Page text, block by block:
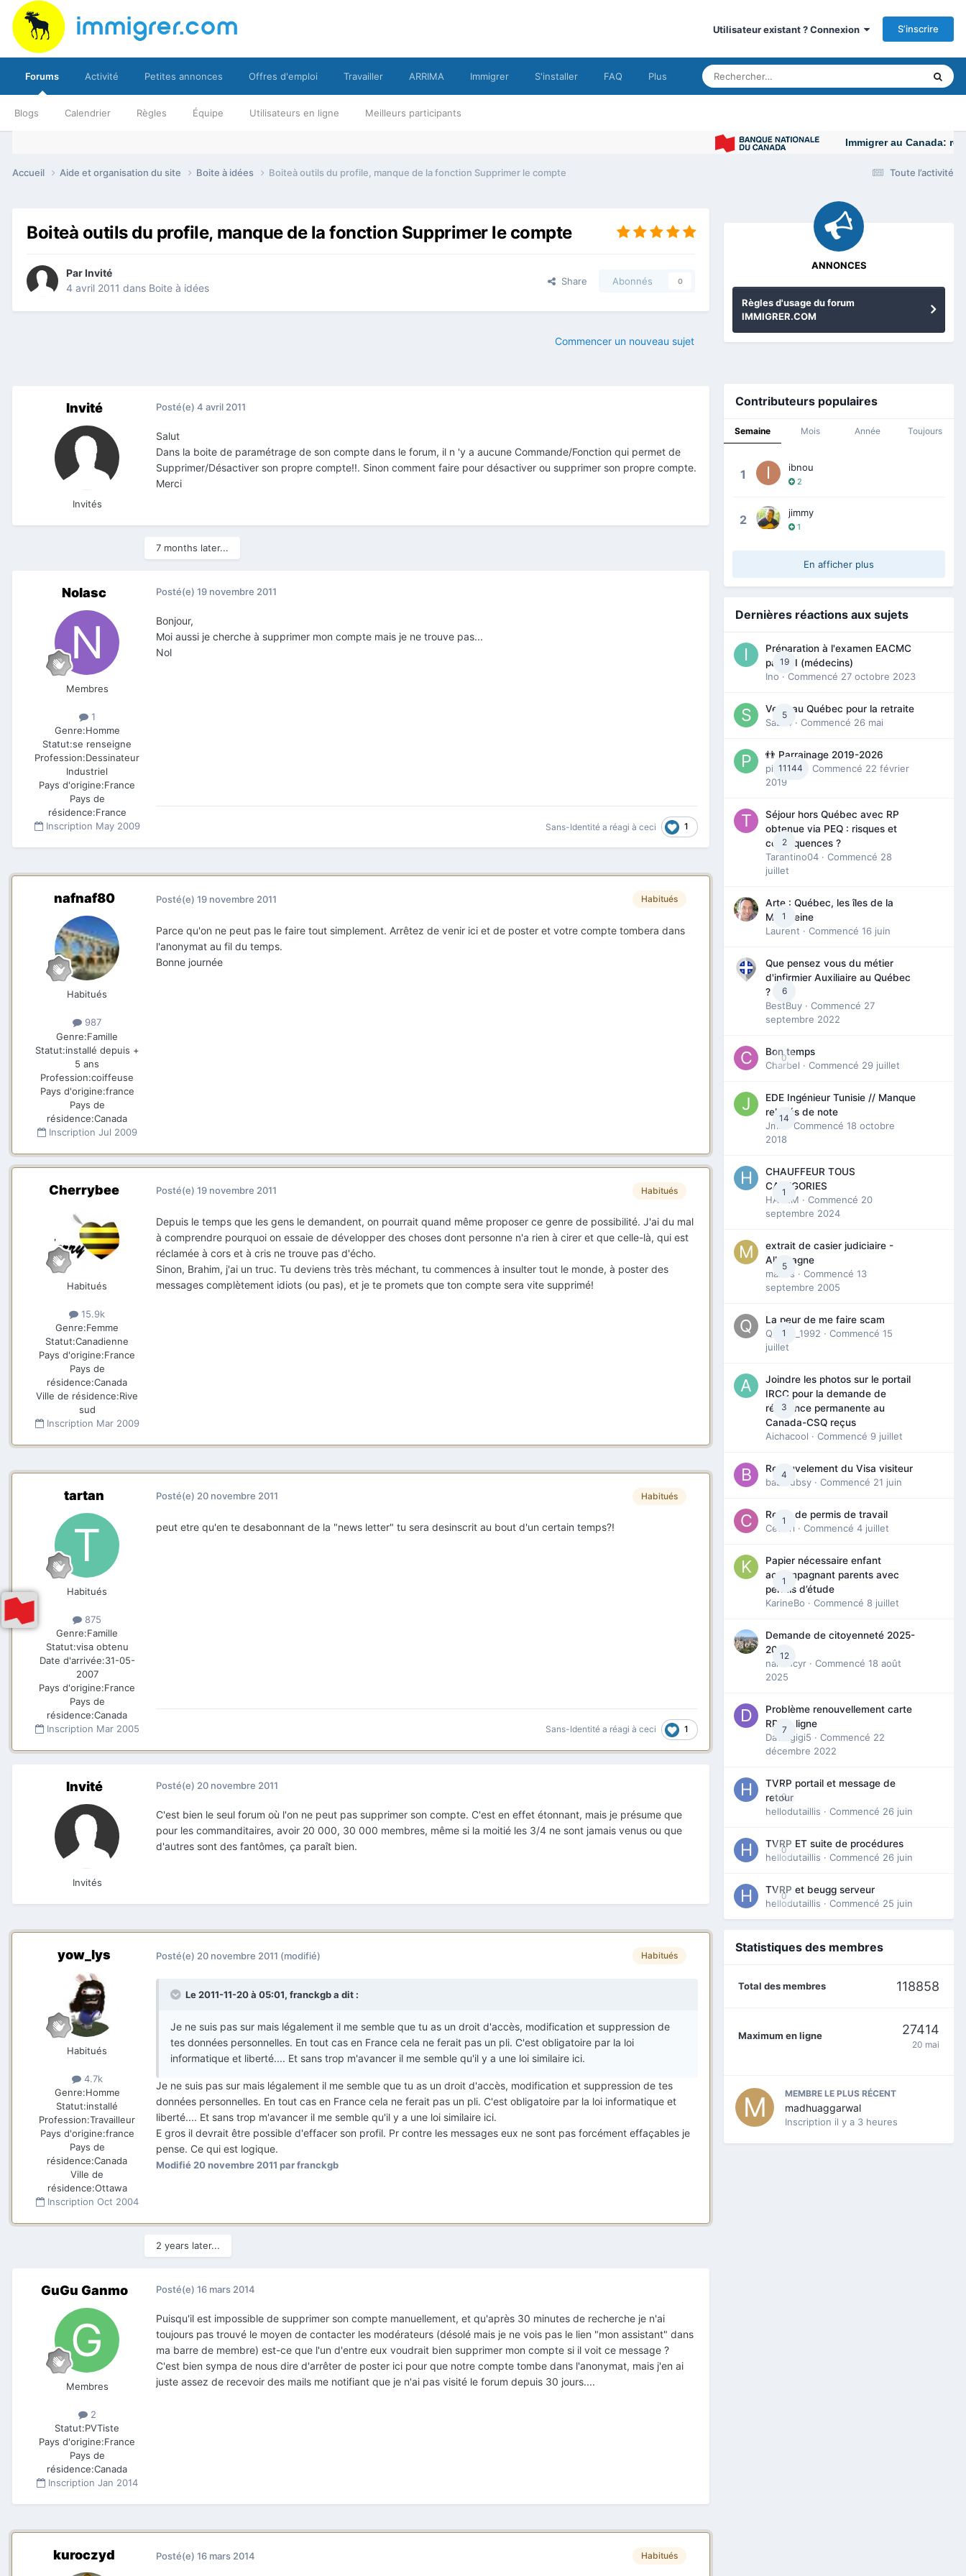
Utilisateur existant ? Connexion S’inscrire
Forums
Blogs Calendrier Règles Équipe Utilisateurs en ligne Meilleurs participants
Activité Petites annonces Offres d'emploi Travailler ARRIMA Immigrer S'installer FAQ Plus
Immigrer au Canada:
Toute l’activité
Accueil Aide et organisation du site Boite à idées Boiteà outils du profile, manque de la fonction Supprimer le compte
Boiteà outils du profile, manque de la fonction Supprimer le compte
Par Invité
4 avril 2011 dans Boite à idées
Share Abonnés 0
Commencer un nouveau sujet
Invité
Invités
Posté(e) 4 avril 2011
Salut
Dans la boite de paramétrage de son compte dans le forum, il n 'y a aucune Commande/Fonction qui permet de
Supprimer/Désactiver son propre compte!!. Sinon comment faire pour désactiver ou supprimer son propre compte.
Merci
7 months later...
Nolasc
Membres
1
Genre:Homme
Statut:se renseigne
Profession:Dessinateur
Industriel
Pays d'origine:France
Pays de
résidence:France
Inscription May 2009
Posté(e) 19 novembre 2011
Bonjour,
Moi aussi je cherche à supprimer mon compte mais je ne trouve pas...
Nol
Sans-Identité a réagi à ceci 1
nafnaf80
Habitués
987
Genre:Famille
Statut:installé depuis +
5 ans
Profession:coiffeuse
Pays d'origine:france
Pays de
résidence:Canada
Inscription Jul 2009
Habitués
Posté(e) 19 novembre 2011
Parce qu'on ne peut pas le faire tout simplement. Arrêtez de venir ici et de poster et votre compte tombera dans
l'anonymat au fil du temps.
Bonne journée
Cherrybee
Habitués
15.9k
Genre:Femme
Statut:Canadienne
Pays d'origine:France
Pays de
résidence:Canada
Ville de résidence:Rive
sud
Inscription Mar 2009
Habitués
Posté(e) 19 novembre 2011
Depuis le temps que les gens le demandent, on pourrait quand même proposer ce genre de possibilité. J'ai du mal
à comprendre pourquoi on essaie de développer des choses dont personne n'a rien à cirer et que celle-là, qui est
réclamée à cors et à cris ne trouve pas d'écho.
Sinon, Brahim, j'ai un truc. Tu deviens très très méchant, tu commences à insulter tout le monde, à poster des
messages complètement idiots (ou pas), et je te promets que ton compte sera vite supprimé!
tartan
Habitués
875
Genre:Famille
Statut:visa obtenu
Date d'arrivée:31-05-
2007
Pays d'origine:France
Pays de
résidence:Canada
Inscription Mar 2005
Habitués
Posté(e) 20 novembre 2011
peut etre qu'en te desabonnant de la "news letter" tu sera desinscrit au bout d'un certain temps?!
Sans-Identité a réagi à ceci 1
Invité
Invités
Posté(e) 20 novembre 2011
C'est bien le seul forum où l'on ne peut pas supprimer son compte. C'est en effet étonnant, mais je présume que
pour les commanditaires, avoir 20 000, 30 000 membres, même si la moitié les 3/4 ne sont jamais venus ou que
d'autres sont des fantômes, ça paraît bien.
yow_lys
Habitués
4.7k
Genre:Homme
Statut:installé
Profession:Travailleur
Pays d'origine:france
Pays de
résidence:Canada
Ville de
résidence:Ottawa
Inscription Oct 2004
Habitués
Posté(e) 20 novembre 2011 (modifié)
Le 2011-11-20 à 05:01, franckgb a dit :
Je ne suis pas sur mais légalement il me semble que tu as un droit d'accès, modification et suppression de
tes données personnelles. En tout cas en France cela ne ferait pas un pli. C'est obligatoire par la loi
informatique et liberté.... Et sans trop m'avancer il me semble qu'il y a une loi similaire ici.
Je ne suis pas sur mais légalement il me semble que tu as un droit d'accès, modification et suppression de tes
données personnelles. En tout cas en France cela ne ferait pas un pli. C'est obligatoire par la loi informatique et
liberté.... Et sans trop m'avancer il me semble qu'il y a une loi similaire ici.
E gros il devrait être possible d'effacer son profil. Pr contre les messages eux ne sont pas forcément effaçables je
pense. Ce qui est logique.
Modifié 20 novembre 2011 par franckgb
2 years later...
GuGu Ganmo
Membres
2
Statut:PVTiste
Pays d'origine:France
Pays de
résidence:Canada
Inscription Jan 2014
Posté(e) 16 mars 2014
Puisqu'il est impossible de supprimer son compte manuellement, et qu'après 30 minutes de recherche je n'ai
toujours pas trouvé le moyen de contacter les modérateurs (désolé mais je ne vois pas le lien "mon assistant" dans
ma barre de membre) est-ce que l'un d'entre eux voudrait bien supprimer mon compte si il voit ce message ?
C'est bien sympa de nous dire d'arrêter de poster ici pour que notre compte tombe dans l'anonymat, mais j'en ai
juste assez de recevoir des mails me notifiant que je n'ai pas visité le forum depuis 30 jours....
kuroczyd Habitués
Posté(e) 16 mars 2014
ANNONCES
Règles d'usage du forum
IMMIGRER.COM
Contributeurs populaires
Semaine Mois Année Toujours
1 ibnou
2
2 jimmy
1
En afficher plus
Dernières réactions aux sujets
19
Préparation à l'examen EACMC
partie I (médecins)
Ino · Commencé 27 octobre 2023
5
Venir au Québec pour la retraite
Sab74 · Commencé 26 mai
11144
👬 Parrainage 2019-2026
piinoush
· Commencé 22 février
2019
2
Séjour hors Québec avec RP
obtenue via PEQ : risques et
conséquences ?
Tarantino04 · Commencé 28
juillet
1
Arte : Québec, les îles de la
Madeleine
Laurent · Commencé 16 juin
6
Que pensez vous du métier
d'infirmier Auxiliaire au Québec
?
BestBuy · Commencé 27
septembre 2022
0
Bon temps
Charbel · Commencé 29 juillet
14
EDE Ingénieur Tunisie // Manque
relevés de note
Jmili
· Commencé 18 octobre
2018
1
CHAUFFEUR TOUS
CATEGORIES
HAZEM · Commencé 20
septembre 2024
5
extrait de casier judiciaire -
Allemagne
maries · Commencé 13
septembre 2005
1
La peur de me faire scam
Queen_1992 · Commencé 15
juillet
3
Joindre les photos sur le portail
IRCC pour la demande de
résidence permanente au
Canada-CSQ reçus
Aichacool · Commencé 9 juillet
4
Renouvelement du Visa visiteur
babibubsy · Commencé 21 juin
1
Refus de permis de travail
Cedbri · Commencé 4 juillet
1
Papier nécessaire enfant
accompagnant parents avec
permis d’étude
KarineBo · Commencé 8 juillet
12
Demande de citoyenneté 2025-
2026
nanancyr · Commencé 18 août
2025
7
Problème renouvellement carte
RP en ligne
Davidgigi5 · Commencé 22
décembre 2022
0
TVRP portail et message de
retour
hellodutaillis · Commencé 26 juin
0
TVRP ET suite de procédures
hellodutaillis · Commencé 26 juin
0
TVRP et beugg serveur
hellodutaillis · Commencé 25 juin
Statistiques des membres
Total des membres 118858
Maximum en ligne 27414
20 mai
MEMBRE LE PLUS RÉCENT
madhuaggarwal
Inscription il y a 3 heures